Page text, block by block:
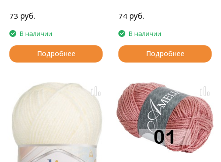
73 руб.
В наличии
Подробнее
74 руб.
В наличии
Подробнее